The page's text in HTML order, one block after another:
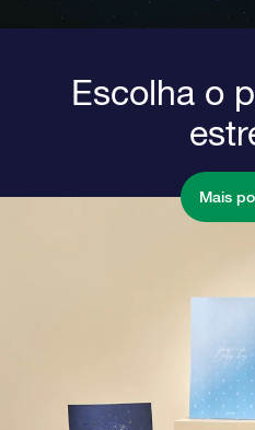
Escolha o
Mais